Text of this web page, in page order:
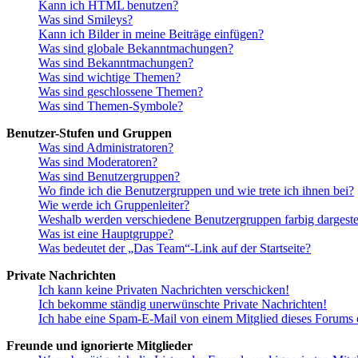
Kann ich HTML benutzen?
Was sind Smileys?
Kann ich Bilder in meine Beiträge einfügen?
Was sind globale Bekanntmachungen?
Was sind Bekanntmachungen?
Was sind wichtige Themen?
Was sind geschlossene Themen?
Was sind Themen-Symbole?
Benutzer-Stufen und Gruppen
Was sind Administratoren?
Was sind Moderatoren?
Was sind Benutzergruppen?
Wo finde ich die Benutzergruppen und wie trete ich ihnen bei?
Wie werde ich Gruppenleiter?
Weshalb werden verschiedene Benutzergruppen farbig
Was ist eine Hauptgruppe?
Was bedeutet der „Das Team“-Link auf der Startseite?
Private Nachrichten
Ich kann keine Privaten Nachrichten verschicken!
Ich bekomme ständig unerwünschte Private Nachrichten!
Ich habe eine Spam-E-Mail von einem Mitglied dieses Forums
Freunde und ignorierte Mitglieder